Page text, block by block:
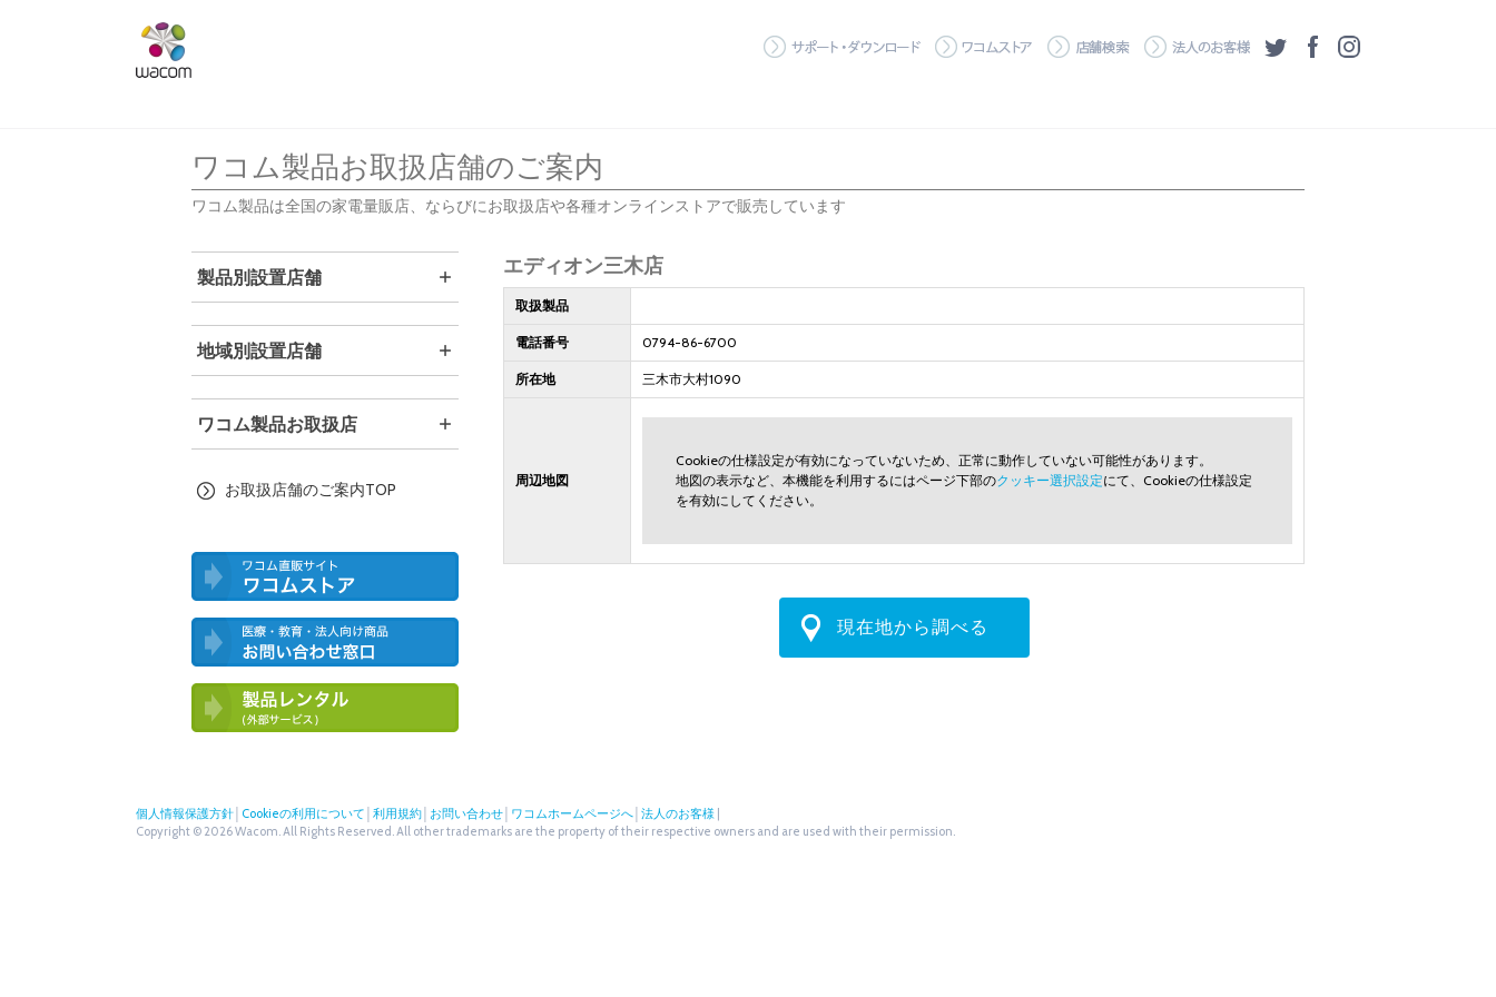
サポート・ダウンロード
ワコムストア 店舗検索 法人のお客様
ツイッターフェイスブック
ワコム製品お取扱店舗のご案内
ワコム製品は全国の家電量販店、ならびにお取扱店や各種オンラインストアで販売しています
エディオン三木店
取扱製品
電話番号 0794-86-6700
所在地 三木市大村1090
周辺地図
Cookieの仕様設定が有効になっていないため、正常に動作していない可能性があります。
地図の表示など、本機能を利用するにはページ下部のクッキー選択設定にて、Cookieの仕様設定
を有効にしてください。
現在地から調べる
製品別設置店舗
地域別設置店舗
ワコム製品お取扱店
お取扱店舗のご案内TOP
わせ窓口
個人情報保護方針 Cookieの利用について 利用規約 お問い合わせ ワコムホームページへ 法人のお客様
Copyright © 2026 Wacom. All Rights Reserved. All other trademarks are the property of their respective owners and are used with their permission.